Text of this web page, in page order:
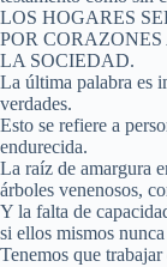
LOS HOGARES
POR
LA SOCIEDAD.
La última palabra es
verdades.
Esto se refiere a
endurecida.
La raíz de amargura
árboles venenosos,
Y la falta de
si ellos mismos
Tenemos que